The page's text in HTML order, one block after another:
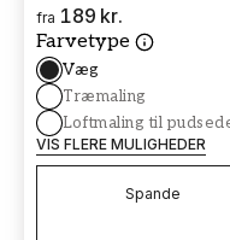
fra 189 kr.
Farvetype
Væg
Træmaling
Loftmaling til
VIS FLERE MULIGHEDER
Spande